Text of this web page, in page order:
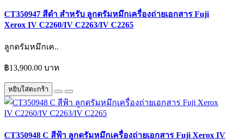
CT350947 สีดำ สำหรับ ลูกดรัมหมึกเครื่องถ่ายเอกสาร Fuji
Xerox IV C2260/IV C2263/IV C2265
ลูกดรัมหมึกเค..
฿13,900.00 บาท
หยิบใส่ตะกร้า
CT350948 C สีฟ้า ลูกดรัมหมึกเครื่องถ่ายเอกสาร Fuji Xerox IV